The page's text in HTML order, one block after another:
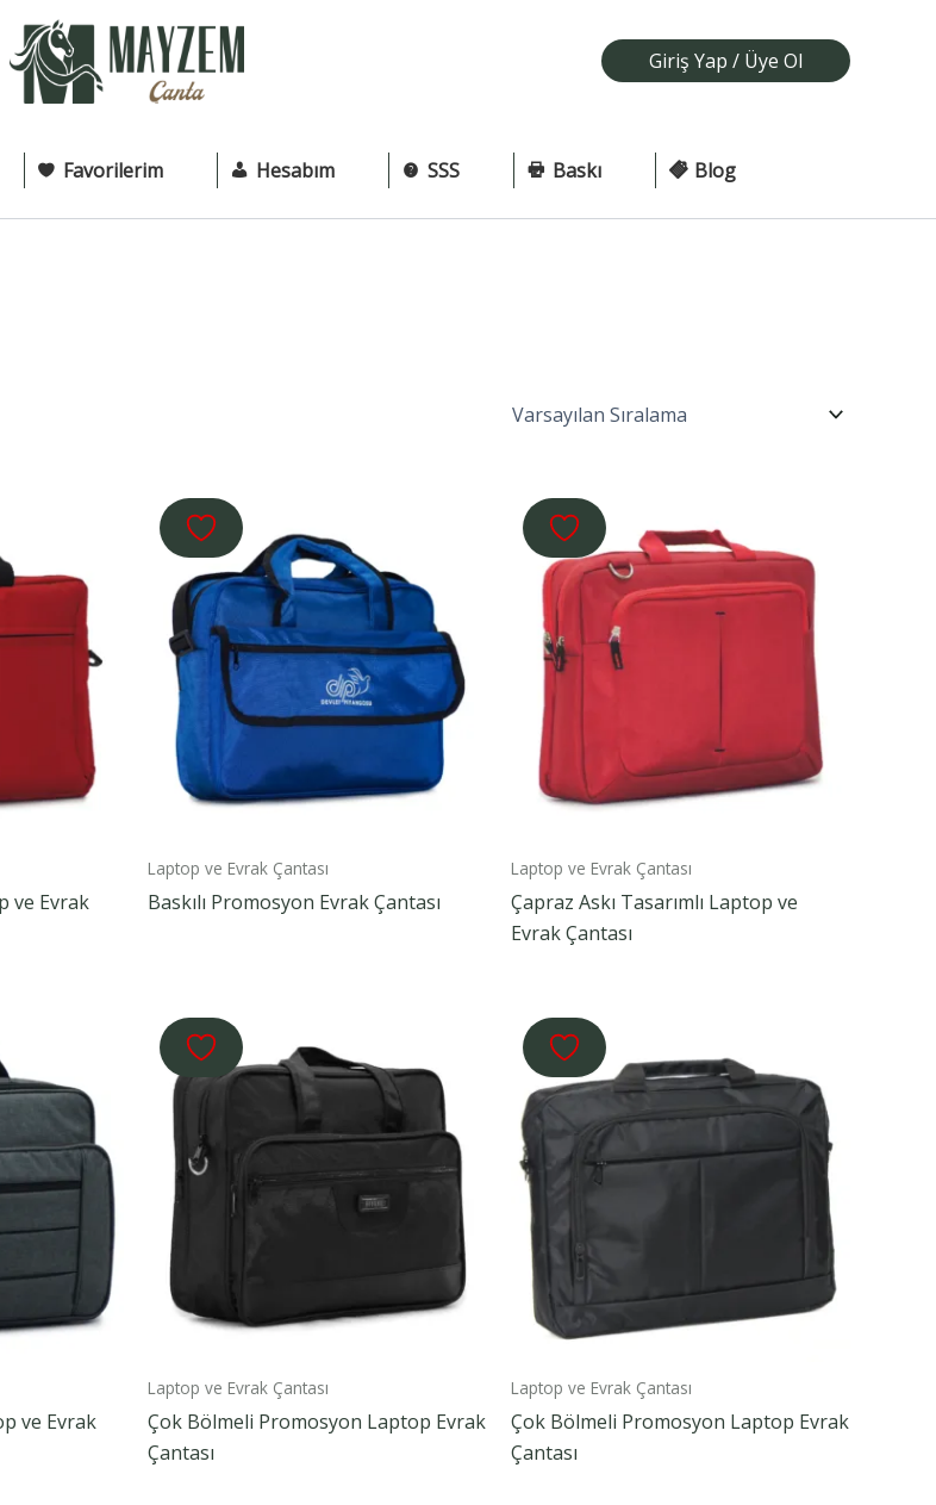
Giriş Yap / Üye Ol
Favorilerim Hesabım SSS Baskı Blog
ve Evrak
Laptop ve Evrak Çantası
Baskılı Promosyon Evrak Çantası
Laptop ve Evrak Çantası
Çapraz Askı Tasarımlı Laptop ve
Evrak Çantası
ve Evrak
Laptop ve Evrak Çantası
Çok Bölmeli Promosyon Laptop Evrak
Çantası
Laptop ve Evrak Çantası
Çok Bölmeli Promosyon Laptop Evrak
Çantası